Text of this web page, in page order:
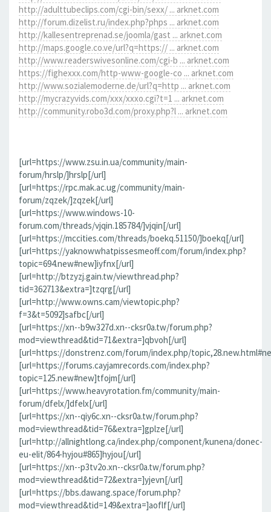
http://adulttubeclips.com/cgi-bin/sexx/ ... arknet.com
http://forum.dizelist.ru/index.php?phps ... arknet.com
http://kallesentreprenad.se/joomla/gast ... arknet.com
http://maps.google.co.ve/url?q=https:// ... arknet.com
http://www.readerswivesonline.com/cgi-b ... arknet.com
https://fighexxx.com/http-www-google-co ... arknet.com
http://www.sozialemoderne.de/url?q=http ... arknet.com
http://mycrazyvids.com/xxx/xxxo.cgi?t=1 ... arknet.com
http://community.robo3d.com/proxy.php?l ... arknet.com
[url=https://www.zsu.in.ua/community/main-
forum/hrslp/]hrslp[/url]
[url=https://rpc.mak.ac.ug/community/main-
forum/zqzek/]zqzek[/url]
[url=https://www.windows-10-
forum.com/threads/vjqin.185784/]vjqin[/url]
[url=https://mccities.com/threads/boekq.51150/]boekq[/url]
[url=https://yaknowwhatpissesmeoff.com/forum/index.php?
topic=694.new#new]iyfnx[/url]
[url=http://btzyzj.gain.tw/viewthread.php?
tid=362713&extra=]tzqrg[/url]
[url=http://www.owns.cam/viewtopic.php?
f=3&t=5092]safbc[/url]
[url=https://xn--b9w327d.xn--cksr0a.tw/forum.php?
mod=viewthread&tid=71&extra=]qbvoh[/url]
[url=https://donstrenz.com/forum/index.php/
[url=https://forums.cayjamrecords.com/index.php?
topic=125.new#new]tfojm[/url]
[url=https://www.heavyrotation.fm/community/main-
forum/dfelx/]dfelx[/url]
[url=https://xn--qiy6c.xn--cksr0a.tw/forum.php?
mod=viewthread&tid=76&extra=]gplze[/url]
[url=http://allnightlong.ca/index.php/component/kunena/donec-
eu-elit/864-hyjou#865]hyjou[/url]
[url=https://xn--p3tv2o.xn--cksr0a.tw/forum.php?
mod=viewthread&tid=72&extra=]yjevn[/url]
[url=https://bbs.dawang.space/forum.php?
mod=viewthread&tid=149&extra=]aoflf[/url]